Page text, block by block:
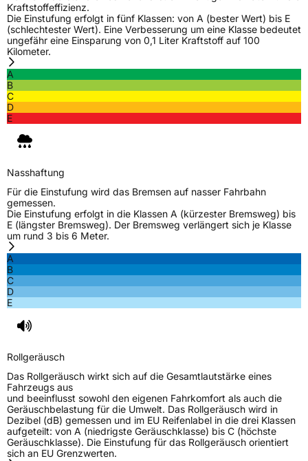
FahrzeugartPKW & SUV
Weitere Eigenschaften
SchlauchtypTL
ZustandNeureifen
Nasshaftung C
Rollgeräusch (Klasse)
EPREL ID 1439702
Allgemeine Produktsicherheit (GPSR)
HerstellerkontaktFRONWAY, Taishan Road Cao County Heze
City 274400 Shandong Province China,
info@zodotire.cn
Kraftstoffeffizienz.
Die Einstufung erfolgt in fünf Klassen: von A (bester Wert) bis E
(schlechtester Wert). Eine Verbesserung um eine Klasse bedeutet
ungefähr eine Einsparung von 0,1 Liter Kraftstoff auf 100
Kilometer.
A
B
C
D
E
Nasshaftung
Für die Einstufung wird das Bremsen auf nasser Fahrbahn
gemessen.
Die Einstufung erfolgt in die Klassen A (kürzester Bremsweg) bis
E (längster Bremsweg). Der Bremsweg verlängert sich je Klasse
um rund 3 bis 6 Meter.
A
B
C
D
E
Rollgeräusch
Das Rollgeräusch wirkt sich auf die Gesamtlautstärke eines
Fahrzeugs aus
und beeinflusst sowohl den eigenen Fahrkomfort als auch die
Geräuschbelastung für die Umwelt. Das Rollgeräusch wird in
Dezibel (dB) gemessen und im EU Reifenlabel in die drei Klassen
aufgeteilt: von A (niedrigste Geräuschklasse) bis C (höchste
Geräuschklasse). Die Einstufung für das Rollgeräusch orientiert
sich an EU Grenzwerten.